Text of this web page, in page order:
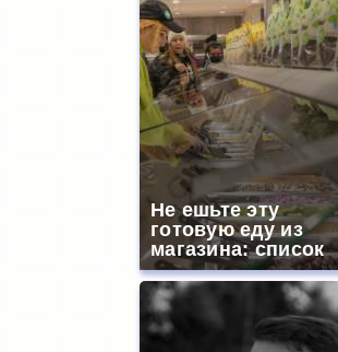
Не ешьте эту
готовую еду из
магазина: список